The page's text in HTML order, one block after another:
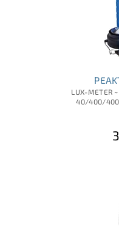
LUX-METER
40/400/